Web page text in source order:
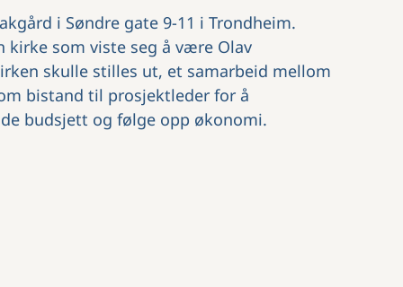
i Søndre gate 9-11 i Trondheim.
kirke som viste seg å være Olav
skulle stilles ut, et samarbeid mellom
bistand til prosjektleder for å
budsjett og følge opp økonomi.